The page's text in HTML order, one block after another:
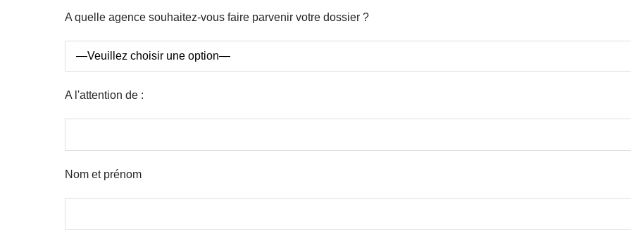
A quelle agence souhaitez-vous faire parvenir votre dossier ?
A l'attention de :
Nom et prénom